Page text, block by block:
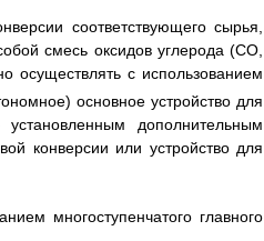
соответствующего сырья,
смесь оксидов углерода (СО,
с использованием
основное устройство для
дополнительным
конверсии или устройство для
многоступенчатого главного